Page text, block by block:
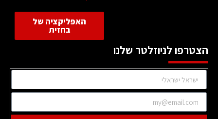
האפליקציה של
בחזית
הצטרפו לניוזלטר שלנו